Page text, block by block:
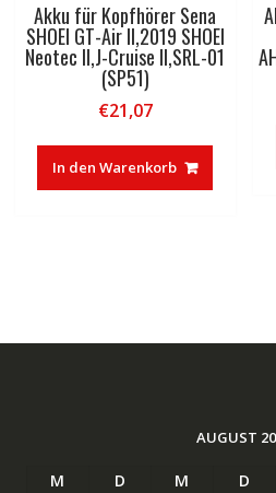
Akku für Kopfhörer Sena
SHOEI GT-Air II,2019 SHOEI
Neotec II,J-Cruise II,SRL-01
(SP51)
€21,07
In den Warenkorb
AUGUST
M D M D